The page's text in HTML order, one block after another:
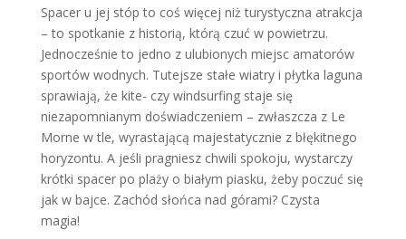
Spacer u jej stóp to coś więcej niż turystyczna atrakcja
– to spotkanie z historią, którą czuć w powietrzu.
Jednocześnie to jedno z ulubionych miejsc amatorów
sportów wodnych. Tutejsze stałe wiatry i płytka laguna
sprawiają, że kite- czy windsurfing staje się
niezapomnianym doświadczeniem – zwłaszcza z Le
Morne w tle, wyrastającą majestatycznie z błękitnego
horyzontu. A jeśli pragniesz chwili spokoju, wystarczy
krótki spacer po plaży o białym piasku, żeby poczuć się
jak w bajce. Zachód słońca nad górami? Czysta
magia!